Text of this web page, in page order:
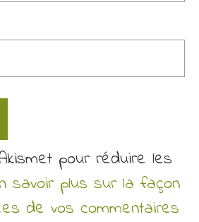
pour réduire les
savoir plus sur la façon
de vos commentaires